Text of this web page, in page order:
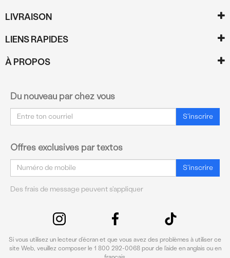
LIVRAISON
LIENS RAPIDES
À PROPOS
Du nouveau par chez vous
Courriel S'inscrire
Offres exclusives par textos
Courriel S'inscrire
Des frais de message peuvent s'appliquer
Si vous utilisez un lecteur d’écran et que vous avez des problèmes à utiliser ce
site Web, veuillez composer le 1 800 292-0068 pour de l’aide en anglais ou en